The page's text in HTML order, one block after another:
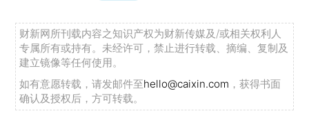
财新网所刊载内容之知识产权为财新传媒及/或相关权利人
专属所有或持有。未经许可，禁止进行转载、摘编、复制及
建立镜像等任何使用。
如有意愿转载，请发邮件至hello@caixin.com ，获得书面
确认及授权后，方可转载。